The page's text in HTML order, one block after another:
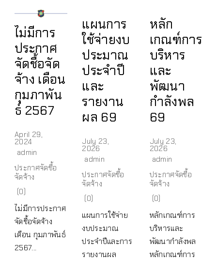
ไม่มีการ
ประกาศ
จัดชื้อจัด
จ้าง เดือน
กุมภาพัน
ธ์ 2567
April 29,
2024
admin
ประกาศจัดซื้อ
จัดจ้าง
(0)
ไม่มีการประกาศ
จัดชื้อจัดจ้าง
เดือน กุมภาพันธ์
2567...
แผนการ
ใช้จ่ายงบ
ประมาณ
ประจำปี
และ
รายงาน
ผล 69
July 23,
2026
admin
ประกาศจัดซื้อ
จัดจ้าง
(0)
แผนการใช้จ่าย
งบประมาณ
ประจำปีและการ
รายงานผล
หลัก
เกณฑ์การ
บริหาร
และ
พัฒนา
กำลังพล
69
July 23,
2026
admin
ประกาศจัดซื้อ
จัดจ้าง
(0)
หลักเกณฑ์การ
บริหารและ
พัฒนากำลังพล
หลักเกณฑ์การ